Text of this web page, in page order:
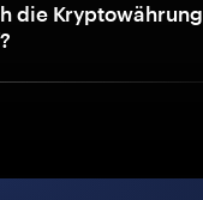
die Kryptowährung